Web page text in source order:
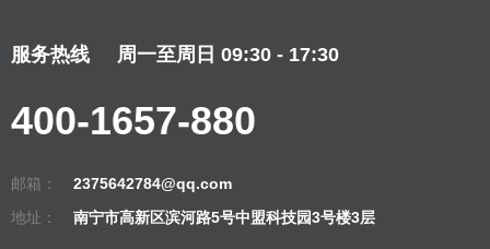
服务热线 周一至周日 09:30 - 17:30
400-1657-880
邮箱：
2375642784@qq.com
地址：
南宁市高新区滨河路5号中盟科技园3号楼3层